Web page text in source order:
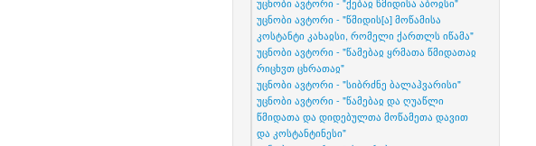
უცნობი ავტორი - "ქებაჲ წმიდისა აბოჲსი"
უცნობი ავტორი - "წმიდის[ა] მოწამისა
კოსტანტი კახაჲსი, რომელი ქართლს იწამა"
უცნობი ავტორი - "წამებაჲ ყრმათა წმიდათაჲ
რიცხჳთ ცხრათაჲ"
უცნობი ავტორი - "სიბრძნე ბალაჰვარისი"
უცნობი ავტორი - "წამებაჲ და ღუაწლი
წმიდათა და დიდებულთა მოწამეთა დავით
და კოსტანტინესი"